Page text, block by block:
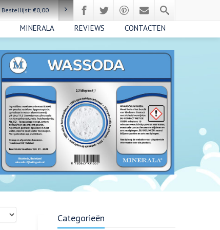
Bestellijst:€0,00
MINERALA REVIEWS CONTACTEN
Categorieën